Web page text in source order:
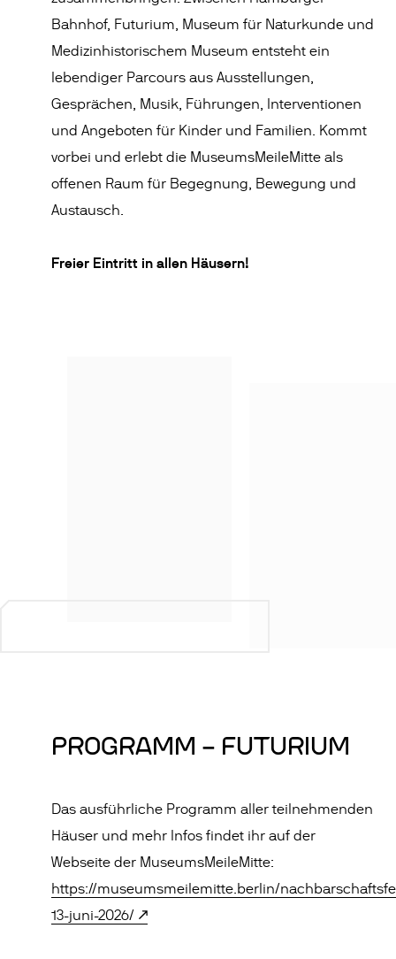
Bahnhof, Futurium, Museum für Naturkunde und
Medizin­historischem Museum entsteht ein
lebendiger Parcours aus Ausstellungen,
Gesprächen, Musik, Führungen, Interventionen
und Angeboten für Kinder und Familien. Kommt
vorbei und erlebt die MuseumsMeileMitte als
offenen Raum für Begegnung, Bewegung und
Austausch.
Freier Eintritt in allen Häusern!
PROGRAMM – FUTURIUM
Das ausführliche Programm aller teilnehmenden
Häuser und mehr Infos findet ihr auf der
Webseite der MuseumsMeileMitte:
https://museumsmeilemitte.berlin/
13-juni-2026/